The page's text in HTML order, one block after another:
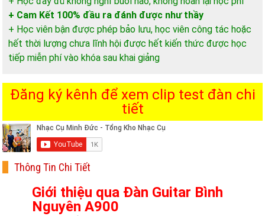
+ Cam Kết 100% đầu ra đánh được như thầy
+ Học viên bận được phép bảo lưu, học viên công tác hoặc
hết thời lượng chưa lĩnh hội được hết kiến thức được học
tiếp miễn phí vào khóa sau khai giảng
Đăng ký kênh để xem clip test đàn chi
tiết
Thông Tin Chi Tiết
Giới thiệu qua Đàn Guitar Bình
Nguyên A900